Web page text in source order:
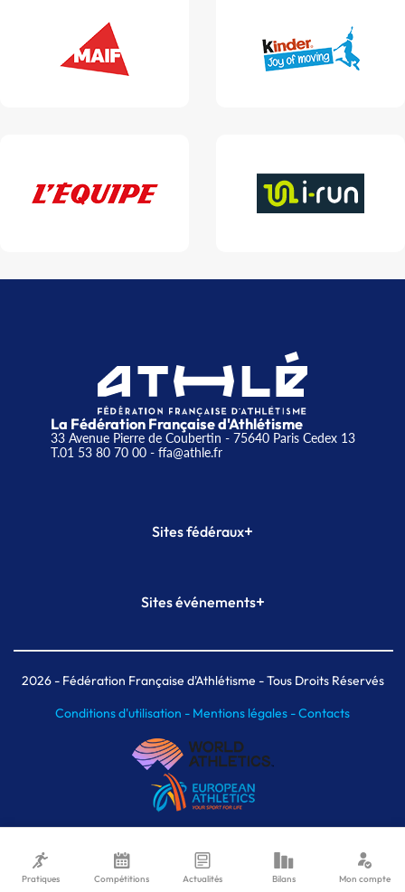
La Fédération Française d'Athlétisme
33 Avenue Pierre de Coubertin - 75640 Paris Cedex 13
T.01 53 80 70 00- ffa@athle.fr
Sites fédéraux+
Plateforme Formation
Sites événements+
Meeting de Paris indoor
MAIF Ekiden de Paris
2026- Fédération Française d'Athlétisme - Tous Droits Réservés
Conditions d'utilisation - Mentions légales -Contacts
Pratiques Compétitions Actualités Bilans Mon compte